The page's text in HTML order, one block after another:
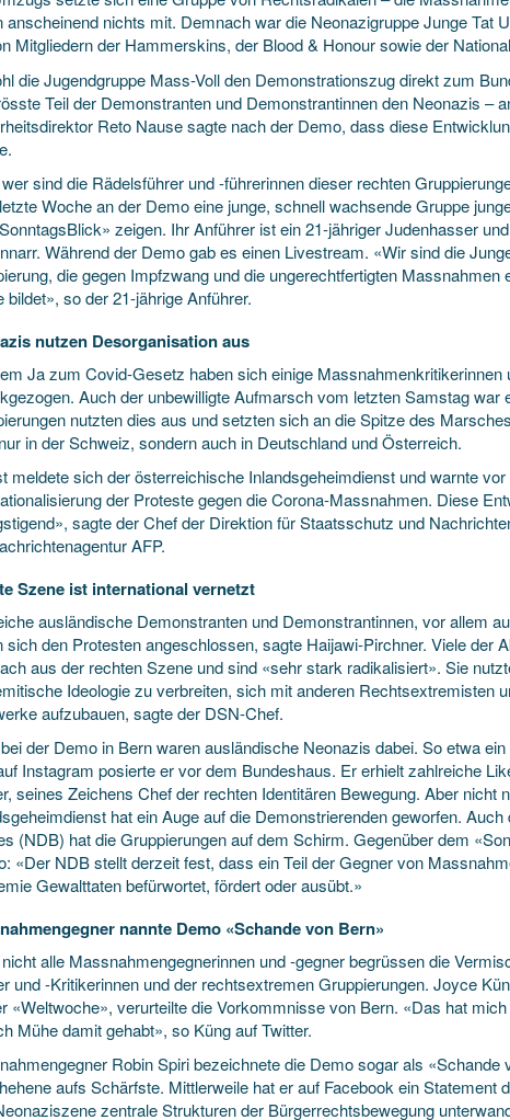
anscheinend nichts mit. Demnach war die Neonazigruppe Junge Tat
Mitgliedern der Hammerskins, der Blood & Honour sowie der
die Jugendgruppe Mass-Voll den Demonstrationszug direkt zum
Teil der Demonstranten und Demonstrantinnen den Neonazis –
Reto Nause sagte nach der Demo, dass diese
sind die Rädelsführer und -führerinnen dieser rechten
Woche an der Demo eine junge, schnell wachsende Gruppe
zeigen. Ihr Anführer ist ein 21-jähriger Judenhasser
Während der Demo gab es einen Livestream. «Wir sind die
die gegen Impfzwang und die ungerechtfertigten Massnahmen
bildet», so der 21-jährige Anführer.
nutzen Desorganisation aus
Ja zum Covid-Gesetz haben sich einige
Auch der unbewilligte Aufmarsch vom letzten Samstag war
nutzten dies aus und setzten sich an die Spitze des
in der Schweiz, sondern auch in Deutschland und Österreich.
meldete sich der österreichische Inlandsgeheimdienst und warnte
der Proteste gegen die Corona-Massnahmen. Diese
sagte der Chef der Direktion für Staatsschutz und
AFP.
Szene ist international vernetzt
ausländische Demonstranten und Demonstrantinnen, vor allem
sich den Protesten angeschlossen, sagte Haijawi-Pirchner. Viele der
aus der rechten Szene und sind «sehr stark radikalisiert». Sie
Ideologie zu verbreiten, sich mit anderen Rechtsextremisten
aufzubauen, sagte der DSN-Chef.
der Demo in Bern waren ausländische Neonazis dabei. So etwa
Instagram posierte er vor dem Bundeshaus. Er erhielt zahlreiche
seines Zeichens Chef der rechten Identitären Bewegung. Aber nicht
hat ein Auge auf die Demonstrierenden geworfen.
(NDB) hat die Gruppierungen auf dem Schirm. Gegenüber dem
«Der NDB stellt derzeit fest, dass ein Teil der Gegner von
Gewalttaten befürwortet, fördert oder ausübt.»
nannte Demo «Schande von Bern»
alle Massnahmengegnerinnen und -gegner begrüssen die
und -Kritikerinnen und der rechtsextremen Gruppierungen. Joyce
«Weltwoche», verurteilte die Vorkommnisse von Bern. «Das hat
Mühe damit gehabt», so Küng auf Twitter.
Robin Spiri bezeichnete die Demo sogar als «Schande
aufs Schärfste. Mittlerweile hat er auf Facebook ein Statement
zentrale Strukturen der Bürgerrechtsbewegung